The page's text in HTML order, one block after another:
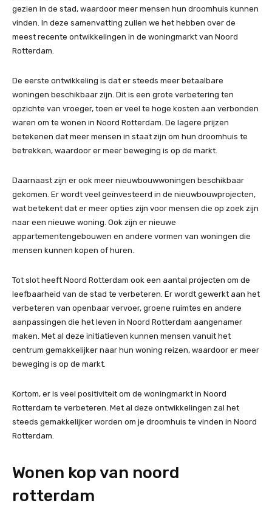
gezien in de stad, waardoor meer mensen hun droomhuis kunnen
vinden. In deze samenvatting zullen we het hebben over de
meest recente ontwikkelingen in de woningmarkt van Noord
Rotterdam.
De eerste ontwikkeling is dat er steeds meer betaalbare
woningen beschikbaar zijn. Dit is een grote verbetering ten
opzichte van vroeger, toen er veel te hoge kosten aan verbonden
waren om te wonen in Noord Rotterdam. De lagere prijzen
betekenen dat meer mensen in staat zijn om hun droomhuis te
betrekken, waardoor er meer beweging is op de markt.
Daarnaast zijn er ook meer nieuwbouwwoningen beschikbaar
gekomen. Er wordt veel geïnvesteerd in de nieuwbouwprojecten,
wat betekent dat er meer opties zijn voor mensen die op zoek zijn
naar een nieuwe woning. Ook zijn er nieuwe
appartementengebouwen en andere vormen van woningen die
mensen kunnen kopen of huren.
Tot slot heeft Noord Rotterdam ook een aantal projecten om de
leefbaarheid van de stad te verbeteren. Er wordt gewerkt aan het
verbeteren van openbaar vervoer, groene ruimtes en andere
aanpassingen die het leven in Noord Rotterdam aangenamer
maken. Met al deze initiatieven kunnen mensen vanuit het
centrum gemakkelijker naar hun woning reizen, waardoor er meer
beweging is op de markt.
Kortom, er is veel positiviteit om de woningmarkt in Noord
Rotterdam te verbeteren. Met al deze ontwikkelingen zal het
steeds gemakkelijker worden om je droomhuis te vinden in Noord
Rotterdam.
Wonen kop van noord
rotterdam